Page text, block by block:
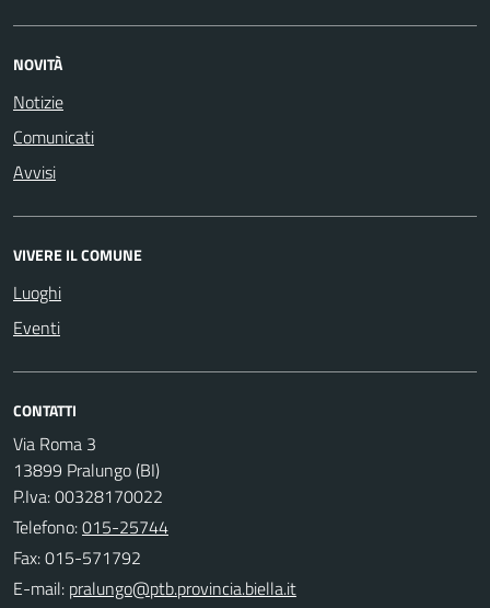
NOVITÀ
Notizie
Comunicati
Avvisi
VIVERE IL COMUNE
Luoghi
Eventi
CONTATTI
Via Roma 3
13899 Pralungo (BI)
P.Iva: 00328170022
Telefono:015-25744
Fax: 015-571792
E-mail: